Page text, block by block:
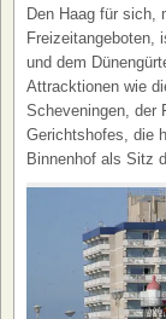
Den Haag für sich,
Freizeitangeboten,
und dem
Attracktionen wie
Scheveningen, der
Gerichtshofes, die
Binnenhof als Sitz